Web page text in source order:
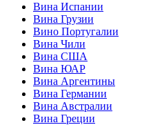
Вина Испании
Вина Грузии
Вино Португалии
Вина Чили
Вина США
Вина ЮАР
Вина Аргентины
Вина Германии
Вина Австралии
Вина Греции